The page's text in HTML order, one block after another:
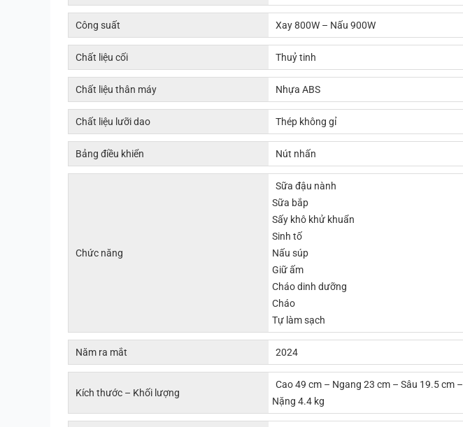
Công suất Xay 800W – Nấu 900W
Chất liệu cối Thuỷ tinh
Chất liệu thân máy Nhựa ABS
Chất liệu lưỡi dao Thép không gỉ
Bảng điều khiển Nút nhấn
Chức năng
Sữa đậu nành
Sữa bắp
Sấy khô khử khuẩn
Sinh tố
Nấu súp
Giữ ấm
Cháo dinh dưỡng
Cháo
Tự làm sạch
Năm ra mắt 2024
Kích thước – Khối lượng
Cao 49 cm – Ngang 23 cm – Sâu 19.5 cm –
Nặng 4.4 kg